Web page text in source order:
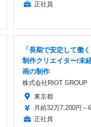
正社員
「長期で安定して働
制作クリエイター/未
画の制作
株式会社RIOT GROUP
東京都
月給32万7,200円～
正社員